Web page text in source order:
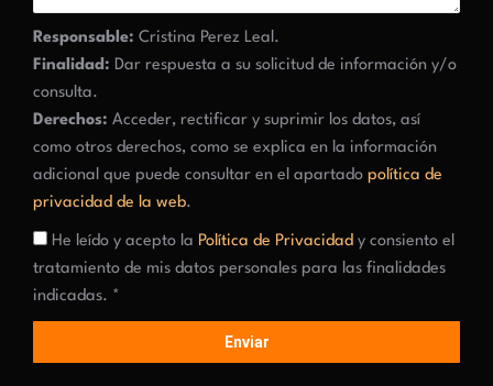
Responsable: Cristina Perez Leal.
Finalidad: Dar respuesta a su solicitud de información y/o
consulta.
Derechos: Acceder, rectificar y suprimir los datos, así
como otros derechos, como se explica en la información
adicional que puede consultar en el apartado política de
privacidad de la web.
He leído y acepto la Política de Privacidad y consiento el
tratamiento de mis datos personales para las finalidades
indicadas. *
Enviar